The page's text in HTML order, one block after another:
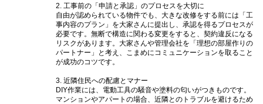
2. 工事前の「申請と承認」のプロセスを大切に
自由が認められている物件でも、大きな改修をする前には「工
事内容のプラン」を大家さんに提出し、承認を得るプロセスが
必要です。無断で構造に関わる変更をすると、契約違反になる
リスクがあります。大家さんや管理会社を「理想の部屋作りの
パートナー」と考え、こまめにコミュニケーションを取ること
が成功のコツです。
3. 近隣住民への配慮とマナー
DIY作業には、電動工具の騒音や塗料の匂いがつきものです。
マンションやアパートの場合、近隣とのトラブルを避けるため